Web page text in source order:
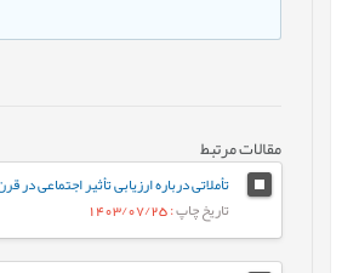
مقالات مرتبط
تاریخ چاپ: 1403/07/25